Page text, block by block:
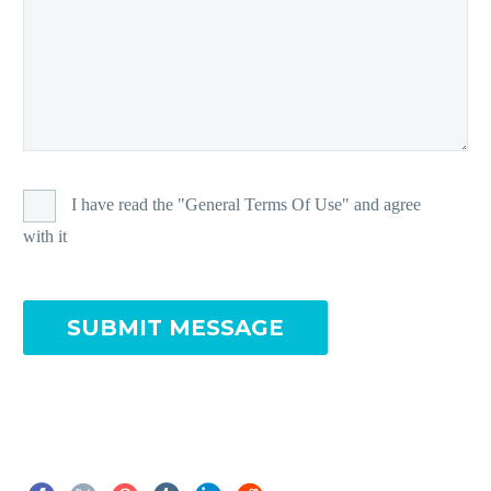
I have read the "General Terms Of Use" and agree
with it